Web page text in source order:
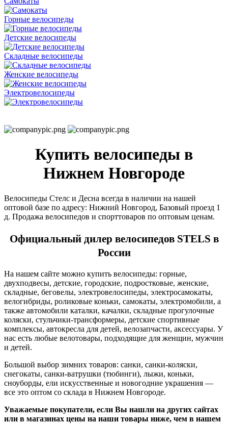
Горные велосипеды
Детские велосипеды
Складные велосипеды
Женские велосипеды
Электровелосипеды
Купить велосипеды в
Нижнем Новгороде
Велосипеды Стелс и Десна всегда в наличии на нашей
оптовой базе по адресу: Нижний Новгород, Базовый проезд 1
д. Продажа велосипедов и спорттоваров по оптовым ценам.
Официальный дилер велосипедов STELS в
России
На нашем сайте можно купить велосипеды: горные,
двухподвесы, детские, городские, подростковые, женские,
складные, беговелы, электровелосипеды, электросамокаты,
велогибриды, роликовые коньки, самокаты, электромобили, а
также автомобили каталки, качалки, складные прогулочные
коляски, стульчики-трансформеры, детские спортивные
комплексы, автокресла для детей, велозапчасти, аксессуары. У
нас есть любые велотовары, подходящие для женщин, мужчин
и детей.
Большой выбор зимних товаров: санки, санки-коляски,
снегокаты, санки-ватрушки (тюбинги), лыжи, коньки,
сноуборды, ели искусственные и новогодние украшения —
все это оптом со склада в Нижнем Новгороде.
Уважаемые покупатели, если Вы нашли на других сайтах
или в магазинах цены на наши товары ниже, чем в нашем